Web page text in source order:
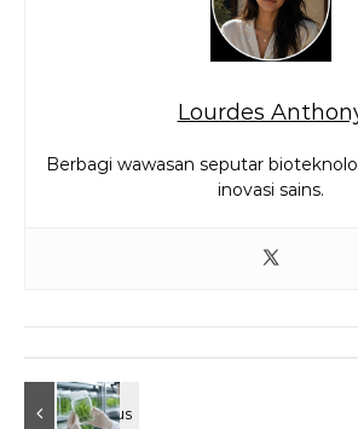
Lourdes
Berbagi wawasan seputar
inovasi sains.